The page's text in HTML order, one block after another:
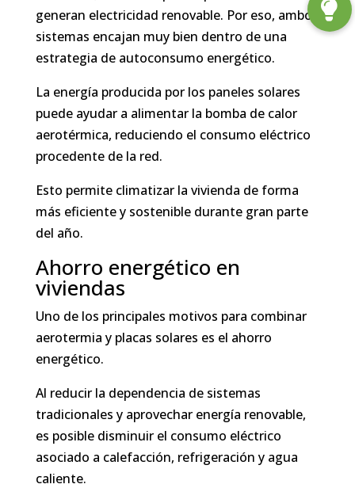
generan electricidad renovable. Por eso, ambos
sistemas encajan muy bien dentro de una
estrategia de autoconsumo energético.
La energía producida por los paneles solares
puede ayudar a alimentar la bomba de calor
aerotérmica, reduciendo el consumo eléctrico
procedente de la red.
Esto permite climatizar la vivienda de forma
más eficiente y sostenible durante gran parte
del año.
Ahorro energético en
viviendas
Uno de los principales motivos para combinar
aerotermia y placas solares es el ahorro
energético.
Al reducir la dependencia de sistemas
tradicionales y aprovechar energía renovable,
es posible disminuir el consumo eléctrico
asociado a calefacción, refrigeración y agua
caliente.